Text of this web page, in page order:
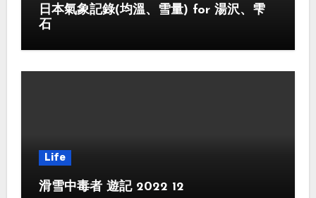
日本氣象記錄(均溫、雪量) for 湯沢、雫
石
Life
滑雪中毒者 遊記 2022 12